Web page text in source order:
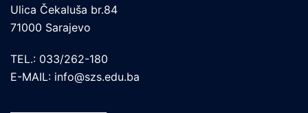
Ulica Čekaluša br.84
71000 Sarajevo
TEL.: 033/262-180
E-MAIL: info@szs.edu.ba